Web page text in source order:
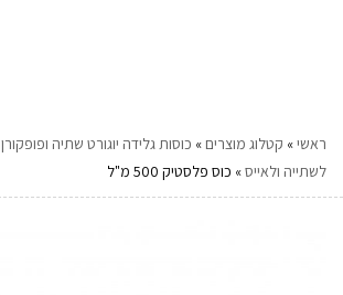
ראשי» קטלוג מוצרים » כוסות גלידה יוגורט שתיה ופופקורן
לשתייה ולאייס» כוס פלסטיק 500 מ"ל